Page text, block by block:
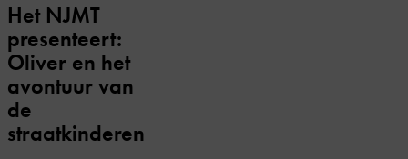
Het NJMT
presenteert:
Oliver en het
avontuur van
de
straatkinderen